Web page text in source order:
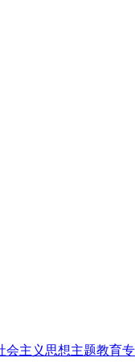
会主义思想主题教育